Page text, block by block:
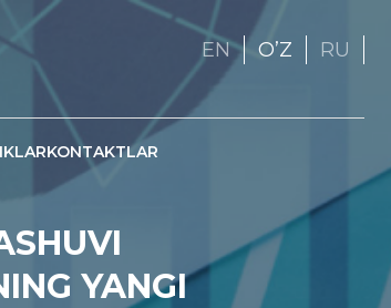
EN OʼZ RU
KONTAKTLAR
YANGI